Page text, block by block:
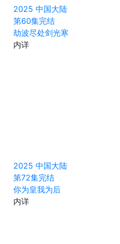
2025 中国大陆
第60集完结
劫波尽处剑光寒
内详
2025 中国大陆
第72集完结
你为皇我为后
内详